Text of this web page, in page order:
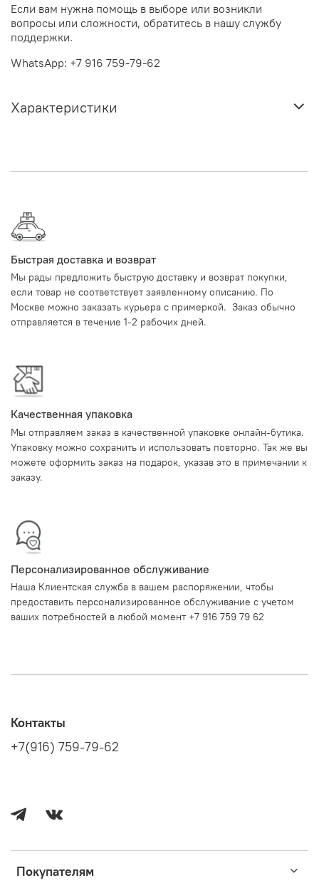
Если вам нужна помощь в выборе или возникли
вопросы или сложности, обратитесь в нашу службу
поддержки.
WhatsApp: +7 916 759-79-62
Характеристики
Быстрая доставка и возврат
Мы рады предложить быструю доставку и возврат покупки,
если товар не соответствует заявленному описанию. По
Москве можно заказать курьера с примеркой. Заказ обычно
отправляется в течение 1-2 рабочих дней.
Качественная упаковка
Мы отправляем заказ в качественной упаковке онлайн-бутика.
Упаковку можно сохранить и использовать повторно. Так же вы
можете оформить заказ на подарок, указав это в примечании к
заказу.
Персонализированное обслуживание
Наша Клиентская служба в вашем распоряжении, чтобы
предоставить персонализированное обслуживание с учетом
ваших потребностей в любой момент +7 916 759 79 62
Покупателям
Контакты
+7(916) 759-79-62